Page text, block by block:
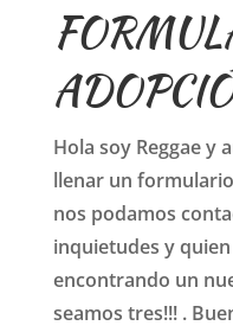
Hola soy Reggae y
llenar un
nos podamos
inquietudes y
encontrando un
seamos tres!!! .